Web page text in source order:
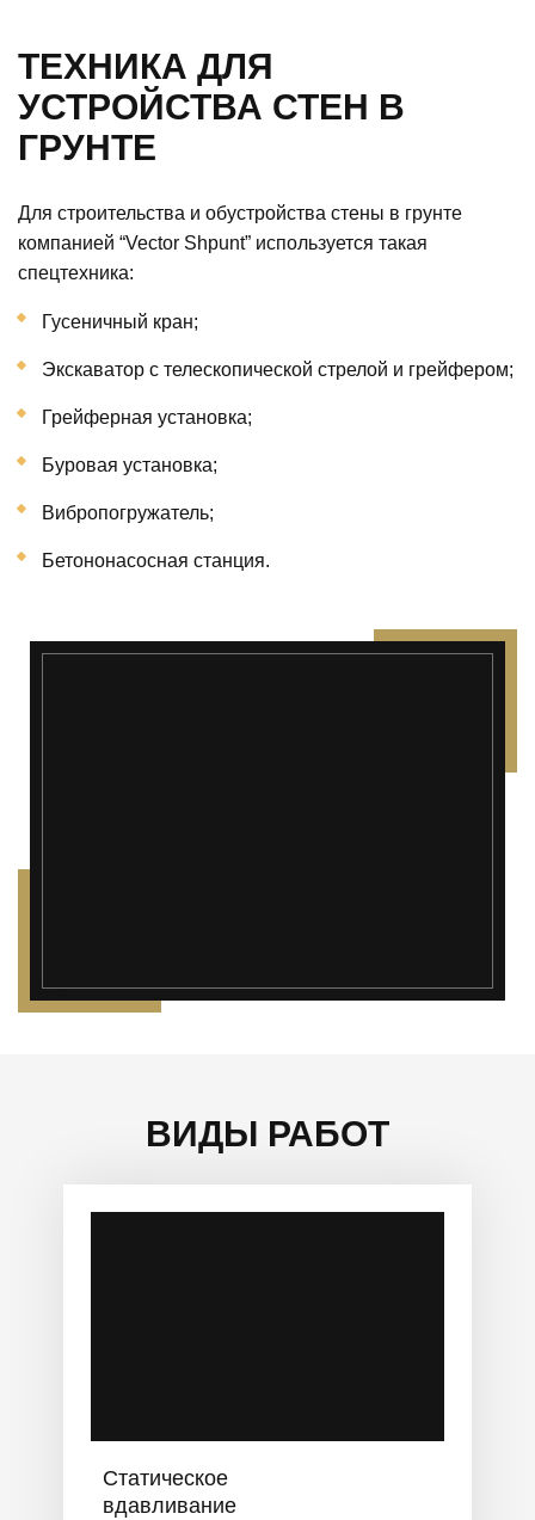
ТЕХНИКА ДЛЯ
УСТРОЙСТВА СТЕН В
ГРУНТЕ
Для строительства и обустройства стены в грунте
компанией “Vector Shpunt” используется такая
спецтехника:
Гусеничный кран;
Экскаватор с телескопической стрелой и грейфером;
Грейферная установка;
Буровая установка;
Вибропогружатель;
Бетононасосная станция.
");">
ВИДЫ РАБОТ
Статическое
вдавливание